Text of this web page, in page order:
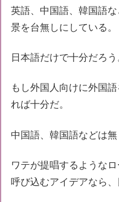
英語、中国語、韓国語
景を台無しにしている。
日本語だけで十分だろう
もし外国人向けに外国
れば十分だ。
中国語、韓国語などは無
ワテが提唱するような
呼び込むアイデアなら